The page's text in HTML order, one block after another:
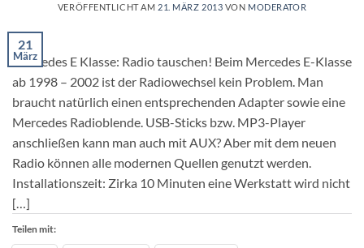
VERÖFFENTLICHT AM 21. MÄRZ 2013 VON MODERATOR
21
März
Mercedes E Klasse: Radio tauschen! Beim Mercedes E-Klasse
ab 1998 – 2002 ist der Radiowechsel kein Problem. Man
braucht natürlich einen entsprechenden Adapter sowie eine
Mercedes Radioblende. USB-Sticks bzw. MP3-Player
anschließen kann man auch mit AUX? Aber mit dem neuen
Radio können alle modernen Quellen genutzt werden.
Installationszeit: Zirka 10 Minuten eine Werkstatt wird nicht
[…]
Teilen mit: